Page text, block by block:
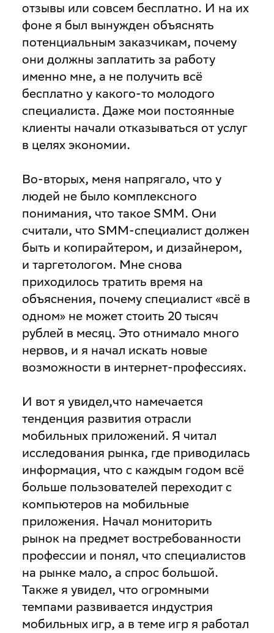
отзывы или совсем бесплатно. И на их
фоне я был вынужден объяснять
потенциальным заказчикам, почему
они должны заплатить за работу
именно мне, а не получить всё
бесплатно у какого-то молодого
специалиста. Даже мои постоянные
клиенты начали отказываться от услуг
в целях экономии.
Во-вторых, меня напрягало, что у
людей не было комплексного
понимания, что такое SMM. Они
считали, что SMM-специалист должен
быть и копирайтером, и дизайнером,
и таргетологом. Мне снова
приходилось тратить время на
объяснения, почему специалист «всё в
одном» не может стоить 20 тысяч
рублей в месяц. Это отнимало много
нервов, и я начал искать новые
возможности в интернет-профессиях.
И вот я увидел,что намечается
тенденция развития отрасли
мобильных приложений. Я читал
исследования рынка, где приводилась
информация, что с каждым годом всё
больше пользователей переходит с
компьютеров на мобильные
приложения. Начал мониторить
рынок на предмет востребованности
профессии и понял, что специалистов
на рынке мало, а спрос большой.
Также я увидел, что огромными
темпами развивается индустрия
мобильных игр, а в теме игр я работал